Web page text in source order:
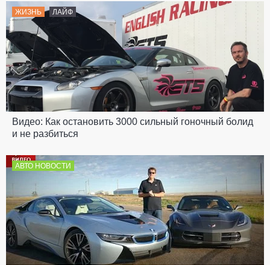
ЖИЗНЬ ЛАЙФ
Видео: Как остановить 3000 сильный гоночный болид
и не разбиться
АВТО НОВОСТИ